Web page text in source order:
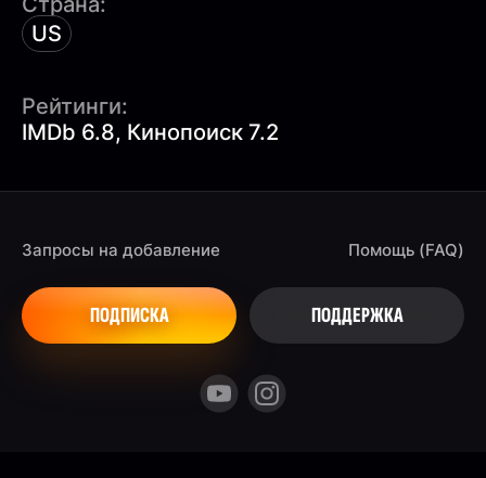
US
Рейтинги:
IMDb 6.8, Кинопоиск 7.2
Запросы на добавление
ПОДПИСКА
Помощь (FAQ)
ПОДДЕРЖКА